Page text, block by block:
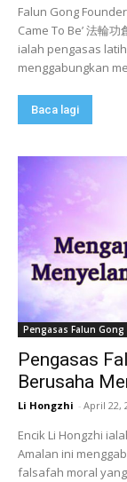
Falun Gong
Came To Be’ 法輪
ialah pengasas
menggabungkan
Baca lagi
Pengasas Falun Gong
Pengasas
Berusaha
Li Hongzhi - April 22,
Encik Li Hongzhi
Amalan ini
falsafah moral